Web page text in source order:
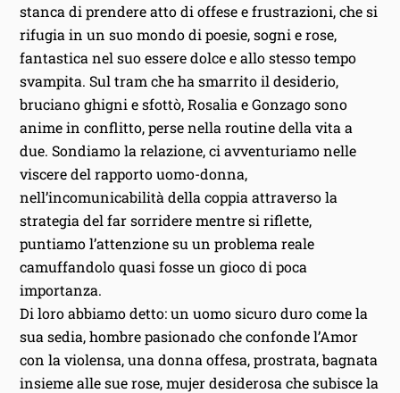
stanca di prendere atto di offese e frustrazioni, che si
rifugia in un suo mondo di poesie, sogni e rose,
fantastica nel suo essere dolce e allo stesso tempo
svampita. Sul tram che ha smarrito il desiderio,
bruciano ghigni e sfottò, Rosalia e Gonzago sono
anime in conflitto, perse nella routine della vita a
due. Sondiamo la relazione, ci avventuriamo nelle
viscere del rapporto uomo-donna,
nell’incomunicabilità della coppia attraverso la
strategia del far sorridere mentre si riflette,
puntiamo l’attenzione su un problema reale
camuffandolo quasi fosse un gioco di poca
importanza.
Di loro abbiamo detto: un uomo sicuro duro come la
sua sedia‚ hombre pasionado che confonde l’Amor
con la violensa‚ una donna offesa‚ prostrata‚ bagnata
insieme alle sue rose‚ mujer desiderosa che subisce la